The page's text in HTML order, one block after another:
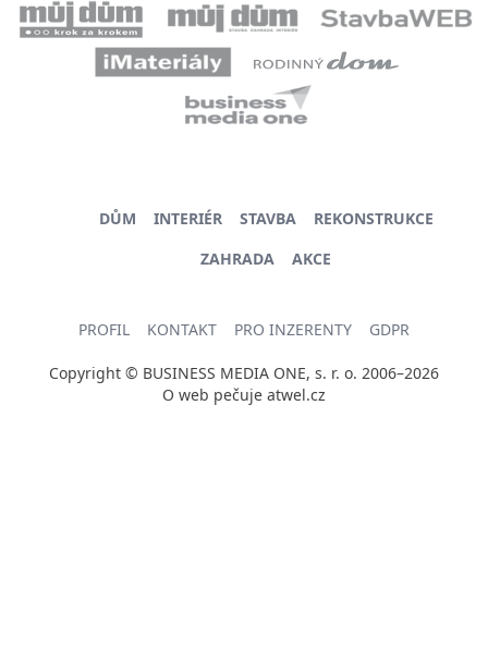
DŮM INTERIÉR STAVBA
REKONSTRUKCE
ZAHRADA
AKCE
PROFIL KONTAKT PRO INZERENTY GDPR
Copyright © BUSINESS MEDIA ONE, s. r. o. 2006–2026